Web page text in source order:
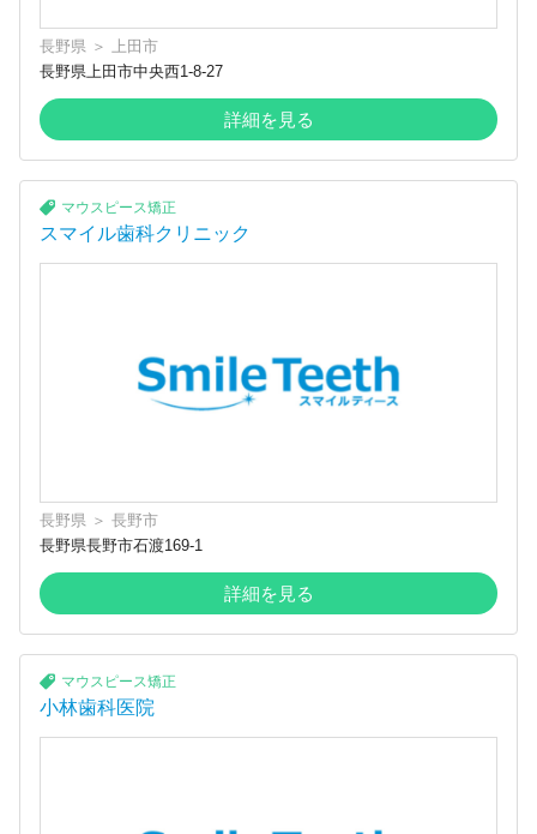
長野県 ＞
上田市
長野県上田市中央西1-8-27
詳細を見る
マウスピース矯正
スマイル歯科クリニック
長野県 ＞ 長野市
長野県長野市石渡169-1
詳細を見る
マウスピース矯正
小林歯科医院